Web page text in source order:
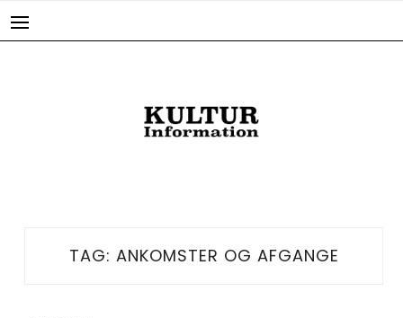
TAG: ANKOMSTER OG AFGANGE